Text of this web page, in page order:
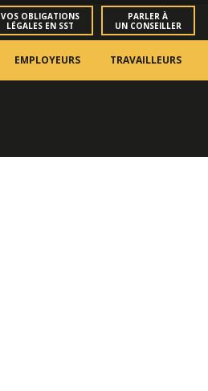
VOS OBLIGATIONS
LÉGALES EN SST
PARLER À
UN CONSEILLER
EMPLOYEURS TRAVAILLEURS